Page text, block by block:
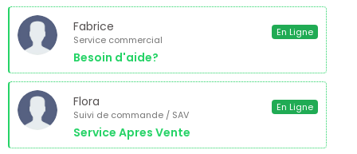
Fabrice
Service commercial
Besoin d'aide?
En Ligne
Flora
Suivi de commande / SAV
Service Apres Vente
En Ligne